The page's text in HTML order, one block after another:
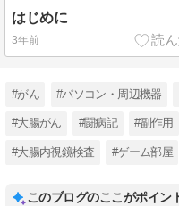
はじめに
3年前
#がん #パソコン・周辺機器
#大腸がん #闘病記 #副作用
#大腸内視鏡検査 #ゲーム部屋
このブログのここがポイン